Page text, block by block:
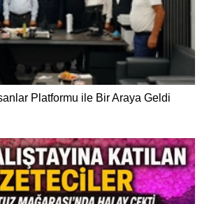
Platformu ile Bir Araya Geldi